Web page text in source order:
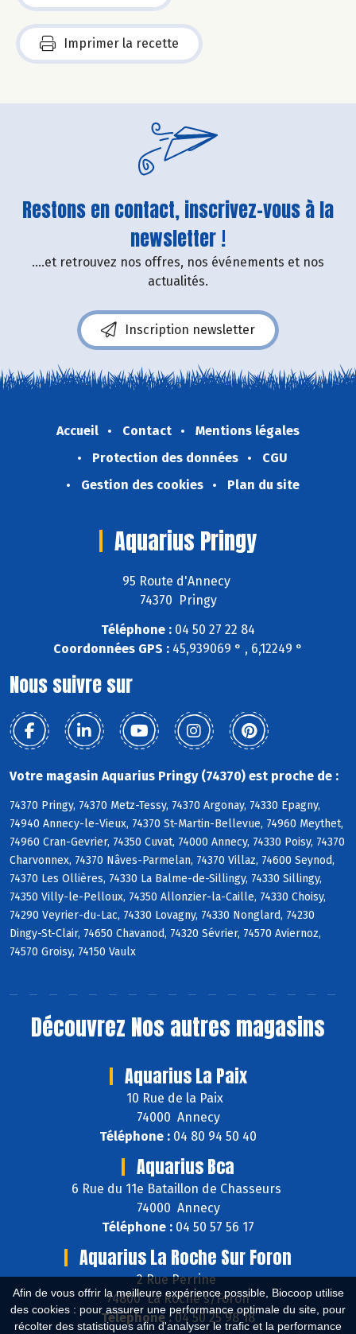
Afin de vous offrir la meilleure expérience possible, Biocoop utilise
des cookies : pour assurer une performance optimale du site, pour
récolter des statistiques afin d'analyser le trafic et la performance
Imprimer la recette
Restons en contact, inscrivez-vous à la
newsletter !
....et retrouvez nos offres, nos événements et nos
actualités.
Inscription newsletter
Accueil Contact
Mentions légales
Protection des données
CGU
Gestion des cookies
Plan du site
Aquarius Pringy
95 Route d'Annecy
74370 Pringy
Téléphone : 04 50 27 22 84
Coordonnées GPS : 45,939069 ° , 6,12249 °
Nous suivre sur
Votre magasin Aquarius Pringy (74370) est proche de :
74370 Pringy, 74370 Metz-Tessy, 74370 Argonay, 74330 Epagny,
74940 Annecy-le-Vieux, 74370 St-Martin-Bellevue, 74960 Meythet,
74960 Cran-Gevrier, 74350 Cuvat, 74000 Annecy, 74330 Poisy, 74370
Charvonnex, 74370 Nâves-Parmelan, 74370 Villaz, 74600 Seynod,
74370 Les Ollières, 74330 La Balme-de-Sillingy, 74330 Sillingy,
74350 Villy-le-Pelloux, 74350 Allonzier-la-Caille, 74330 Choisy,
74290 Veyrier-du-Lac, 74330 Lovagny, 74330 Nonglard, 74230
Dingy-St-Clair, 74650 Chavanod, 74320 Sévrier, 74570 Aviernoz,
74570 Groisy, 74150 Vaulx
Découvrez Nos autres magasins
Aquarius La Paix
10 Rue de la Paix
74000 Annecy
Téléphone : 04 80 94 50 40
Aquarius Bca
6 Rue du 11e Bataillon de Chasseurs
74000 Annecy
Téléphone : 04 50 57 56 17
Aquarius La Roche Sur Foron
2 Rue Perrine
74800 La Roche s/Foron
Téléphone :04 50 25 98 18